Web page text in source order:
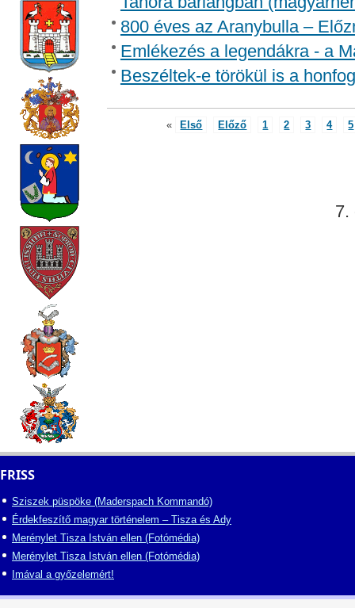
800 éves az Aranybulla –
Emlékezés a legendákra - a
Beszéltek-e törökül is a
« Első Előző 1 2 3 4 5
7.
FRISS
Sziszek püspöke (Maderspach Kommandó)
Érdekfeszítő magyar történelem – Tisza és Ady
Merénylet Tisza István ellen (Fotómédia)
Merénylet Tisza István ellen (Fotómédia)
Imával a győzelemért!